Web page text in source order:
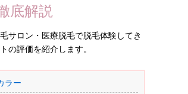
底解説
サロン・医療脱毛で脱毛体験してき
の評価を紹介します。
ラー